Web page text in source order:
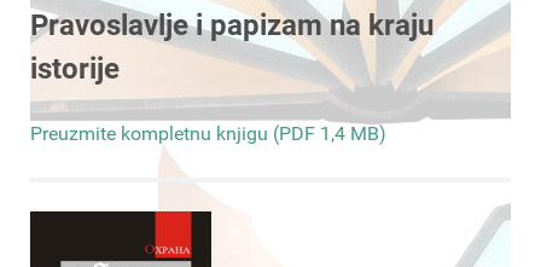
Pravoslavlje i papizam na kraju
istorije
Preuzmite kompletnu knjigu (PDF 1,4 MB)